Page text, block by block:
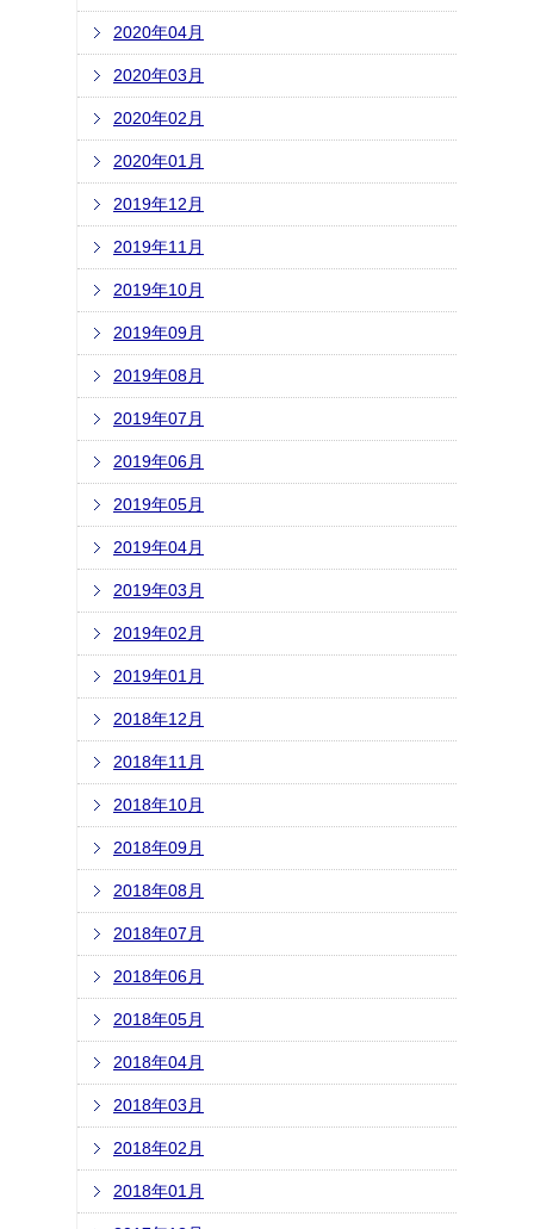
2020年04月
2020年03月
2020年02月
2020年01月
2019年12月
2019年11月
2019年10月
2019年09月
2019年08月
2019年07月
2019年06月
2019年05月
2019年04月
2019年03月
2019年02月
2019年01月
2018年12月
2018年11月
2018年10月
2018年09月
2018年08月
2018年07月
2018年06月
2018年05月
2018年04月
2018年03月
2018年02月
2018年01月